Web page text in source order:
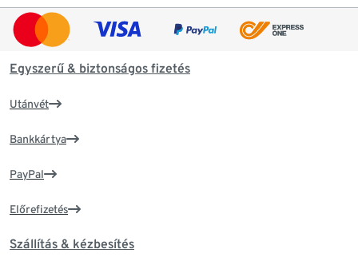
Egyszerű & biztonságos fizetés
Utánvét
Bankkártya
PayPal
Előrefizetés
Szállítás & kézbesítés